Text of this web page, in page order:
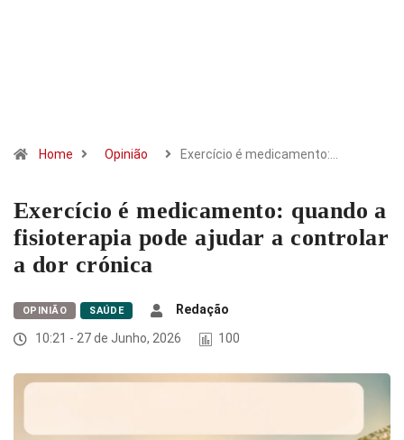
Home Opinião Exercício é medicamento:…
Exercício é medicamento: quando a
fisioterapia pode ajudar a controlar
a dor crónica
OPINIÃO SAÚDE
Redação
10:21 - 27 de Junho, 2026
100